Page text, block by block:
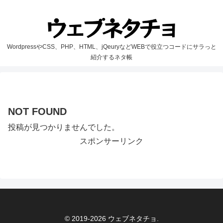
WordpressやCSS、PHP、HTML、jQeuryなどWEBで役立つコードにサラっと
紹介するネタ帳
NOT FOUND
投稿が見つかりませんでした。
スポンサーリンク
© 2019-2026 ウェブネタチョ.